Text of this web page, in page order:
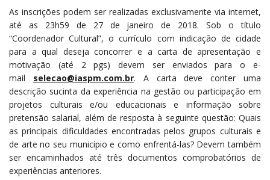
As inscrições podem ser realizadas exclusivamente via internet,
até as 23h59 de 27 de janeiro de 2018. Sob o título
“Coordenador Cultural”, o currículo com indicação de cidade
para a qual deseja concorrer e a carta de apresentação e
motivação (até 2 pgs) devem ser enviados para o e-
mail selecao@iaspm.com.br. A carta deve conter uma
descrição sucinta da experiência na gestão ou participação em
projetos culturais e/ou educacionais e informação sobre
pretensão salarial, além de resposta à seguinte questão: Quais
as principais dificuldades encontradas pelos grupos culturais e
de arte no seu município e como enfrentá-las? Devem também
ser encaminhados até três documentos comprobatórios de
experiências anteriores.